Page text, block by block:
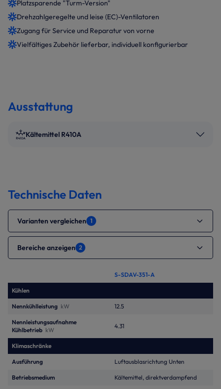
Platzsparende "Turm-Version"
Drehzahlgeregelte und leise (EC)-Ventilatoren
Zugang für Service und Reparatur von vorne
Vielfältiges Zubehör lieferbar, individuell konfigurierbar
Ausstattung
Kältemittel R410A
Technische Daten
Varianten vergleichen 1
Bereiche anzeigen 2
S-SDAV-351-A
Kühlen
Nennkühlleistung kW 12.5
Nennleistungsaufnahme
Kühlbetrieb kW
4.31
Klimaschränke
Ausführung Luftausblasrichtung Unten
Betriebsmedium Kältemittel, direktverdampfend